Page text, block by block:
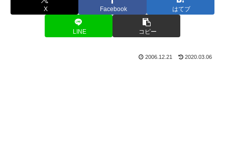
X Facebook はてブ
LINE コピー
2006.12.21 2020.03.06